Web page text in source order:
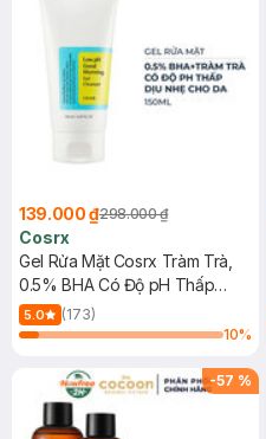
139.000 ₫298.000 ₫
Cosrx
Gel Rửa Mặt Cosrx Tràm Trà,
0.5% BHA Có Độ pH Thấp
150ml
5.0
(173)
10%
-57 %